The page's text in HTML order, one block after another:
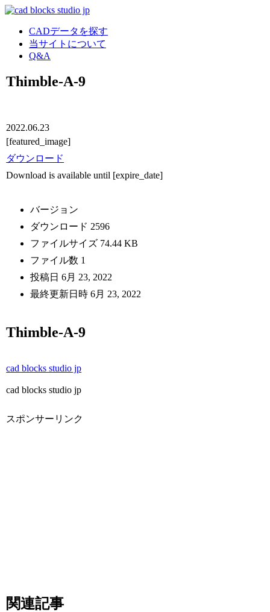
CADデータを探す
当サイトについて
Q&A
Thimble-A-9
2022.06.23
[featured_image]
ダウンロード
Download is available until [expire_date]
バージョン
ダウンロード 2596
ファイルサイズ 74.44 KB
ファイル数 1
投稿日6月 23, 2022
最終更新日時6月 23, 2022
Thimble-A-9
cad blocks studio jp
cad blocks studio jp
スポンサーリンク
関連記事